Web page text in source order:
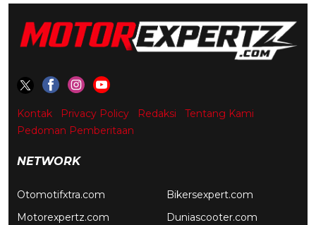
Kontak Privacy Policy Redaksi
Tentang Kami
Pedoman Pemberitaan
NETWORK
Otomotifxtra.com
Motorexpertz.com
Bikersexpert.com
Duniascooter.com